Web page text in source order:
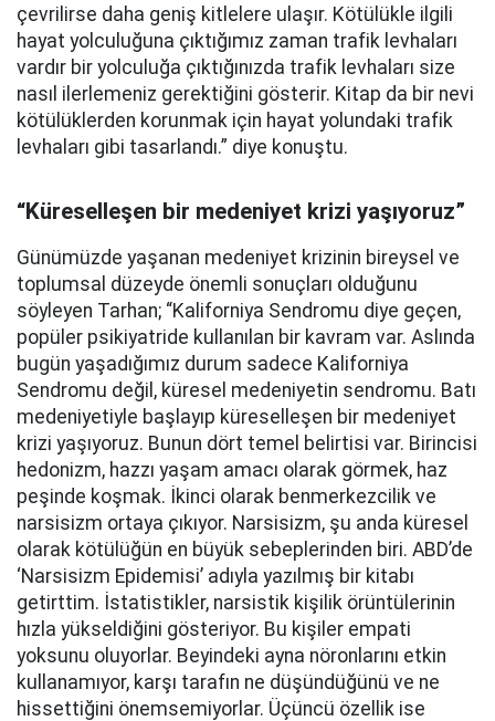
çevrilirse daha geniş kitlelere ulaşır. Kötülükle ilgili
hayat yolculuğuna çıktığımız zaman trafik levhaları
vardır bir yolculuğa çıktığınızda trafik levhaları size
nasıl ilerlemeniz gerektiğini gösterir. Kitap da bir nevi
kötülüklerden korunmak için hayat yolundaki trafik
levhaları gibi tasarlandı.” diye konuştu.
“Küreselleşen bir medeniyet krizi yaşıyoruz”
Günümüzde yaşanan medeniyet krizinin bireysel ve
toplumsal düzeyde önemli sonuçları olduğunu
söyleyen Tarhan; “Kaliforniya Sendromu diye geçen,
popüler psikiyatride kullanılan bir kavram var. Aslında
bugün yaşadığımız durum sadece Kaliforniya
Sendromu değil, küresel medeniyetin sendromu. Batı
medeniyetiyle başlayıp küreselleşen bir medeniyet
krizi yaşıyoruz. Bunun dört temel belirtisi var. Birincisi
hedonizm, hazzı yaşam amacı olarak görmek, haz
peşinde koşmak. İkinci olarak benmerkezcilik ve
narsisizm ortaya çıkıyor. Narsisizm, şu anda küresel
olarak kötülüğün en büyük sebeplerinden biri. ABD’de
‘Narsisizm Epidemisi’ adıyla yazılmış bir kitabı
getirttim. İstatistikler, narsistik kişilik örüntülerinin
hızla yükseldiğini gösteriyor. Bu kişiler empati
yoksunu oluyorlar. Beyindeki ayna nöronlarını etkin
kullanamıyor, karşı tarafın ne düşündüğünü ve ne
hissettiğini önemsemiyorlar. Üçüncü özellik ise